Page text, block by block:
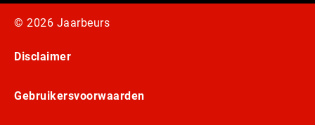
© 2026 Jaarbeurs
Disclaimer
Gebruikersvoorwaarden